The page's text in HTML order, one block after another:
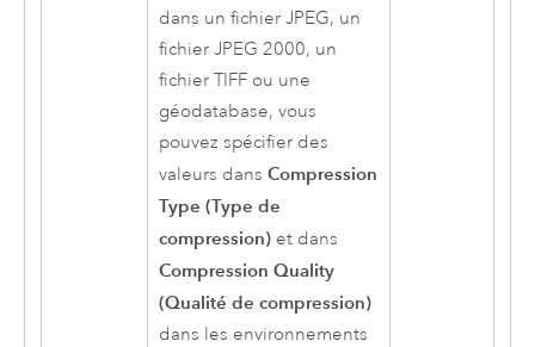
dans un fichier JPEG, un
fichier JPEG 2000, un
fichier TIFF ou une
géodatabase, vous
pouvez spécifier des
valeurs dans Compression
Type (Type de
compression)et dans
Compression Quality
(Qualité de compression)
dans les environnements